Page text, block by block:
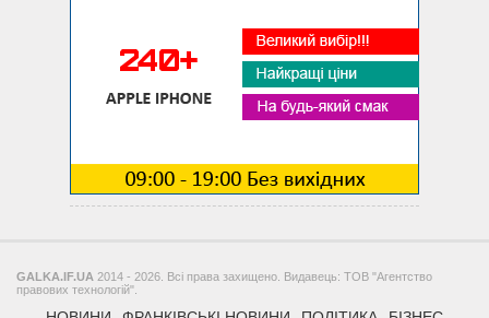
GALKA.IF.UA 2014 - 2026. Всі права захищено. Видавець: ТОВ "Агентство
правових технологій".